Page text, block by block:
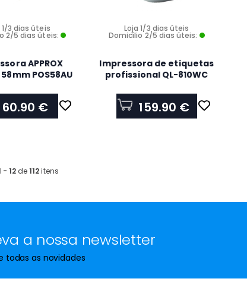
1/3 dias úteis
2/5 dias úteis:
APPROX
POS58AU
60.90 €
Loja 1/3 dias úteis
Domicílio 2/5 dias úteis:
Impressora de etiquetas
profissional QL-810WC
e vermelho, 110
etiquetas/min. - Largura
de fita até 62mm
159.90 €
- 12de112itens
a nossa newsletter
todas as novidades